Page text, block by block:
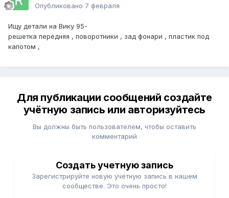
Опубликовано 7 февраля
Ищу детали на Вику 95-
решетка передняя , поворотники , зад фонари , пластик под
капотом ,
Для публикации сообщений создайте
учётную запись или авторизуйтесь
Вы должны быть пользователем, чтобы оставить
комментарий
Создать учетную запись
Зарегистрируйте новую учётную запись в нашем
сообществе. Это очень просто!